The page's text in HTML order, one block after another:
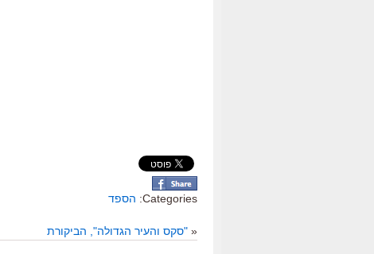
Categories: הספד
« "סקס והעיר הגדולה", הביקורת